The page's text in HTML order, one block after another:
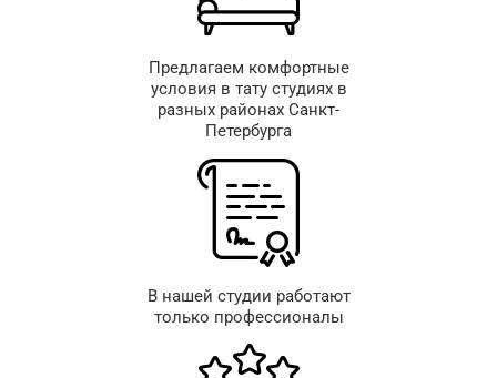
Предлагаем комфортные
условия в тату студиях в
разных районах Санкт-
Петербурга
В нашей студии работают
только профессионалы